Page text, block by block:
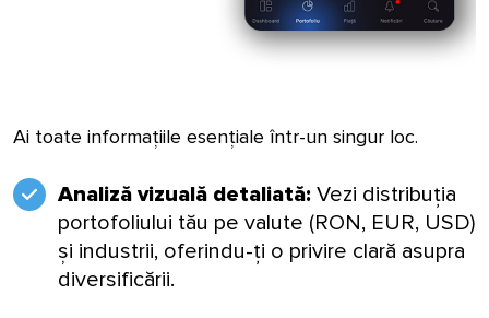
Ai toate informațiile esențiale într-un singur loc.
Analiză vizuală detaliată: Vezi distribuția
portofoliului tău pe valute (RON, EUR, USD)
și industrii, oferindu-ți o privire clară asupra
diversificării.